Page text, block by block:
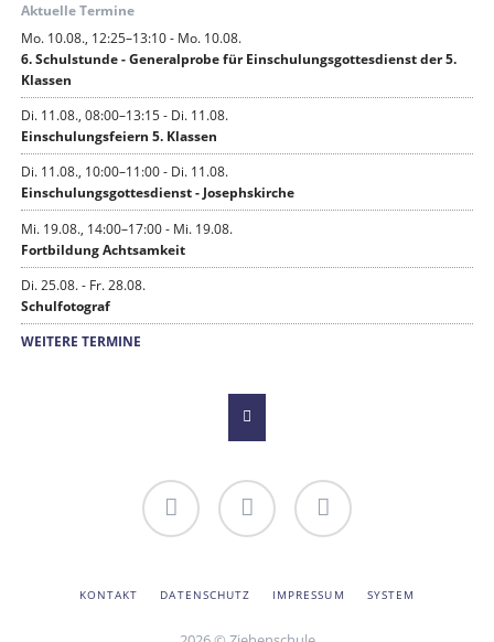
Aktuelle Termine
Mo. 10.08., 12:25–13:10 - Mo. 10.08.
6. Schulstunde - Generalprobe für Einschulungsgottesdienst der 5.
Klassen
Di. 11.08., 08:00–13:15 - Di. 11.08.
Einschulungsfeiern 5. Klassen
Di. 11.08., 10:00–11:00 - Di. 11.08.
Einschulungsgottesdienst - Josephskirche
Mi. 19.08., 14:00–17:00 - Mi. 19.08.
Fortbildung Achtsamkeit
Di. 25.08. - Fr. 28.08.
Schulfotograf
WEITERE TERMINE
Ziehenschule!
der
NAVIGATION
KONTAKT DATENSCHUTZ IMPRESSUM SYSTEM